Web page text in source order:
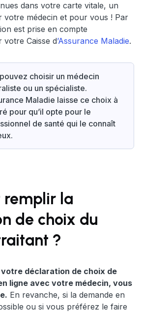
dans votre carte vitale, un
votre médecin et pour vous ! Par
est prise en compte
votre Caisse d’Assurance Maladie.
choisir un médecin
ou un spécialiste.
Maladie laisse ce choix à
pour qu’il opte pour le
de santé qui le connaît
remplir la
de choix du
?
déclaration de choix de
ligne avec votre médecin, vous
En revanche, si la demande en
ou si vous préférez le faire